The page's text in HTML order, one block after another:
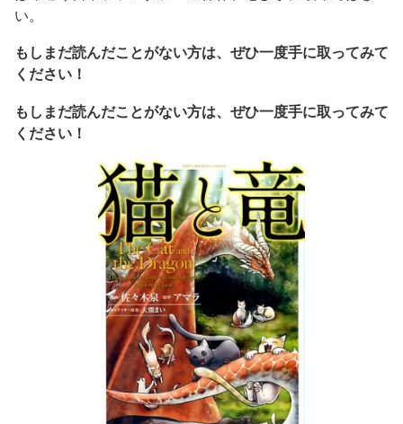
い。
もしまだ読んだことがない方は、ぜひ一度手に取ってみて
ください！
もしまだ読んだことがない方は、ぜひ一度手に取ってみて
ください！